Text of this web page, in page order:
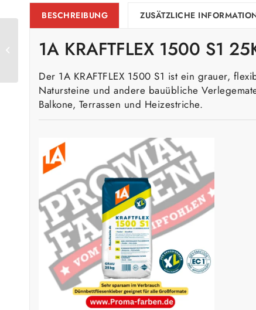
BESCHREIBUNG ZUSÄTZLICHE
1A KRAFTFLEX 1500 S1
Der 1A KRAFTFLEX 1500 S1 ist ein grauer,
Natursteine und andere bauübliche
Balkone, Terrassen und Heizestriche.
1A SANITÄR SILIKON
transparent 310 ml